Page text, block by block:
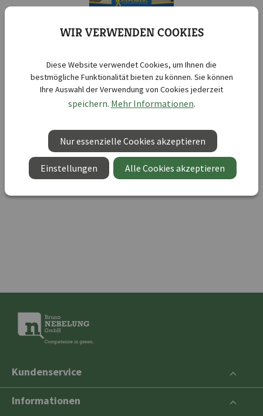
Kiepenkerl
Chicoreesamen Bingo, F1
Produktnummer:
Mindestbestellmenge:5
UVP 2,99 €
Kundenservice
Informationen
WIR VERWENDEN COOKIES
Diese Website verwendet Cookies, um Ihnen die
bestmögliche Funktionalität bieten zu können. Sie können
Ihre Auswahl der Verwendung von Cookies jederzeit
speichern. Mehr Informationen.
Nur essenzielle Cookies akzeptieren
Einstellungen Alle Cookies akzeptieren